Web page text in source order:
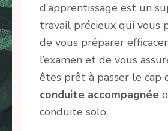
d’apprentissage est un
travail précieux qui vous
de vous préparer
l’examen et de vous
êtes prêt à passer le cap
conduite accompagnée
conduite solo.